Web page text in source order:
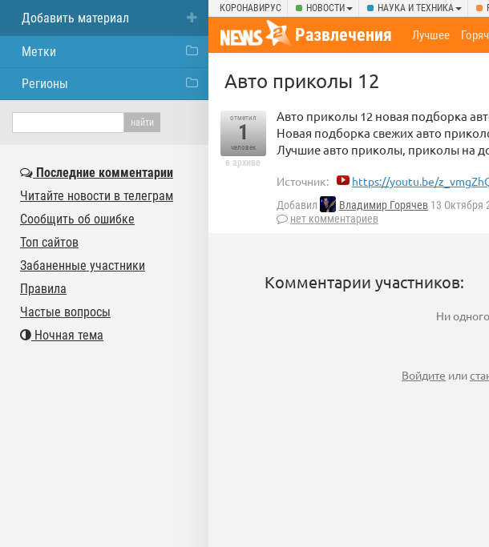
КОРОНАВИРУС НОВОСТИ НАУКА И ТЕХНИКА
Развлечения Лучшее
Авто приколы 12
отметил
1
человек
в архиве
Авто приколы 12 новая подборка
Новая подборка свежих авто
Лучшие авто приколы, приколы на
Источник: https://youtu.be/
Добавил Владимир Горячев 13 Октября
нет комментариев
Комментарии участников:
Ни
Войдите или
Добавить материал
Метки
Регионы
Последние комментарии
Читайте новости в телеграм
Сообщить об ошибке
Топ сайтов
Забаненные участники
Правила
Частые вопросы
Ночная тема